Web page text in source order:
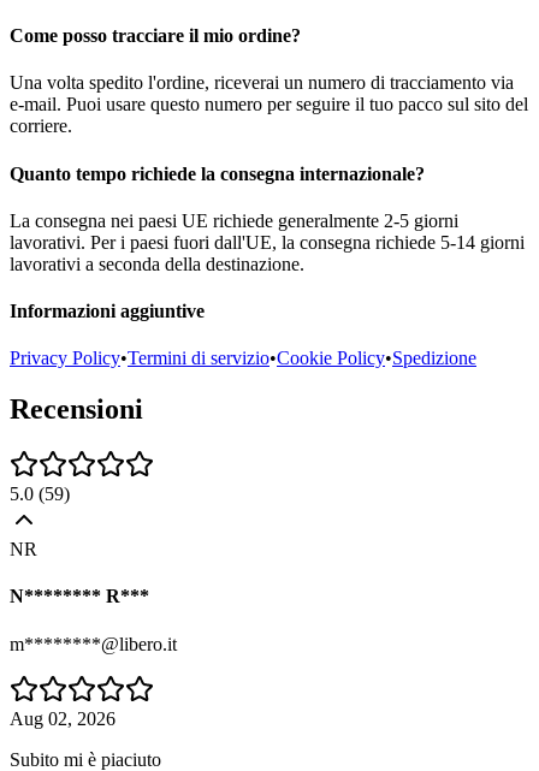
Come posso tracciare il mio ordine?
Una volta spedito l'ordine, riceverai un numero di tracciamento via
e-mail. Puoi usare questo numero per seguire il tuo pacco sul sito del
corriere.
Quanto tempo richiede la consegna internazionale?
La consegna nei paesi UE richiede generalmente 2-5 giorni
lavorativi. Per i paesi fuori dall'UE, la consegna richiede 5-14 giorni
lavorativi a seconda della destinazione.
Informazioni aggiuntive
Privacy Policy•Termini di servizio•Cookie Policy•Spedizione
Recensioni
5.0 (59)
NR
N******** R***
m********@libero.it
Aug 02, 2026
Subito mi è piaciuto